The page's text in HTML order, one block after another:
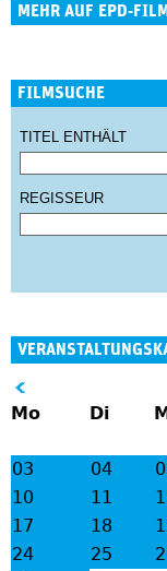
MEHR AUF EPD-
FILMSUCHE
TITEL ENTHÄLT
REGISSEUR
lt;
Mo Di
03
04
10
11
17
18
24
25